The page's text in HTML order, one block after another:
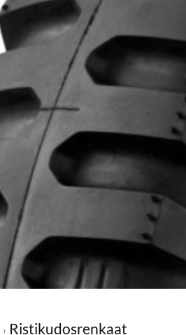
Ristikudosrenkaat